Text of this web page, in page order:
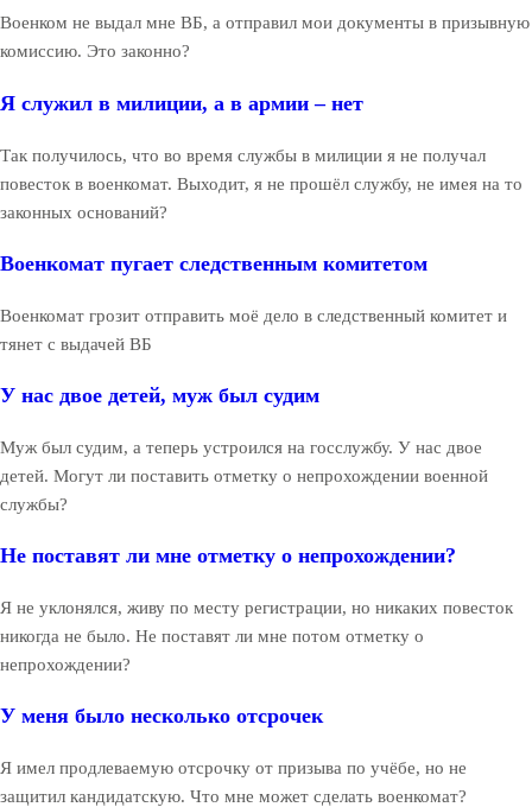
Военком не выдал мне ВБ, а отправил мои документы в призывную
комиссию. Это законно?
Я служил в милиции, а в армии – нет
Так получилось, что во время службы в милиции я не получал
повесток в военкомат. Выходит, я не прошёл службу, не имея на то
законных оснований?
Военкомат пугает следственным комитетом
Военкомат грозит отправить моё дело в следственный комитет и
тянет с выдачей ВБ
У нас двое детей, муж был судим
Муж был судим, а теперь устроился на госслужбу. У нас двое
детей. Могут ли поставить отметку о непрохождении военной
службы?
Не поставят ли мне отметку о непрохождении?
Я не уклонялся, живу по месту регистрации, но никаких повесток
никогда не было. Не поставят ли мне потом отметку о
непрохождении?
У меня было несколько отсрочек
Я имел продлеваемую отсрочку от призыва по учёбе, но не
защитил кандидатскую. Что мне может сделать военкомат?